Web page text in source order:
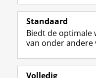
Volg de
Studiekiezers
Alumni
Standaard
Biedt de optimale
van onder andere
Volledig